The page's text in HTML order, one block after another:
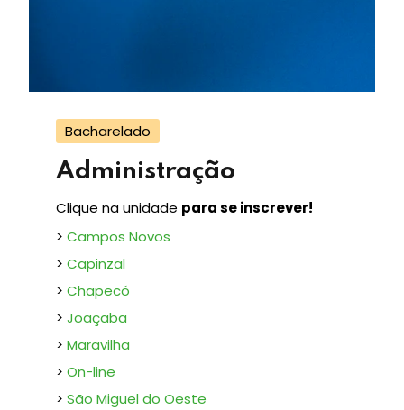
Bacharelado
Administração
Clique na unidade para se inscrever!
> Campos Novos
> Capinzal
> Chapecó
> Joaçaba
> Maravilha
> On-line
> São Miguel do Oeste